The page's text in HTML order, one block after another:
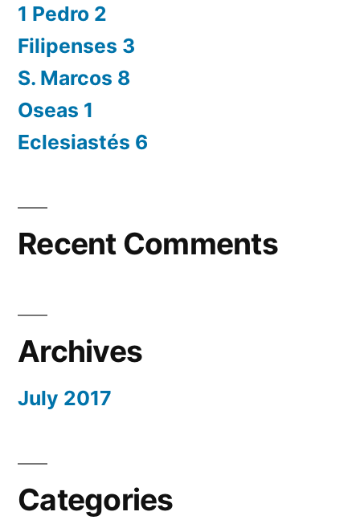
1 Pedro 2
Filipenses 3
S. Marcos 8
Oseas 1
Eclesiastés 6
Recent Comments
Archives
July 2017
Categories